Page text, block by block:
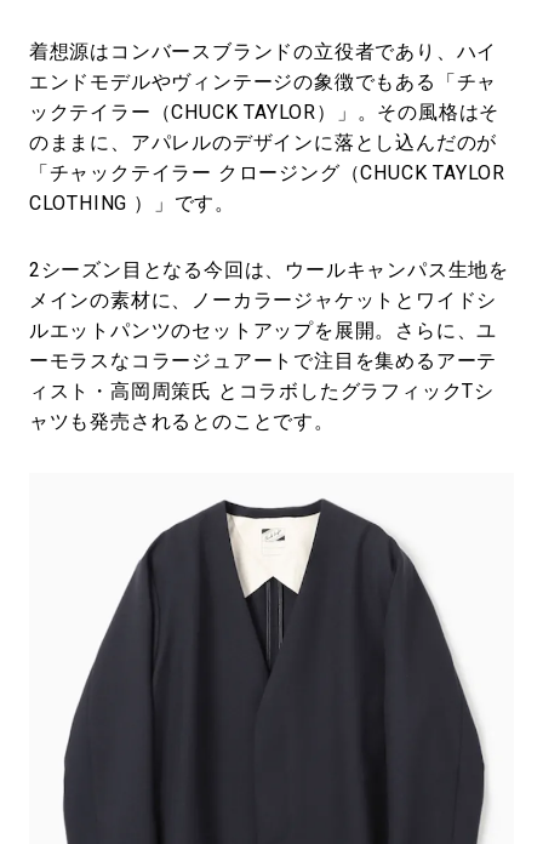
着想源はコンバースブランドの立役者であり、ハイ
エンドモデルやヴィンテージの象徴でもある「チャ
ックテイラー（CHUCK TAYLOR）」。その風格はそ
のままに、アパレルのデザインに落とし込んだのが
「チャックテイラー クロージング（CHUCK TAYLOR
CLOTHING ）」です。
2シーズン目となる今回は、ウールキャンパス生地を
メインの素材に、ノーカラージャケットとワイドシ
ルエットパンツのセットアップを展開。さらに、ユ
ーモラスなコラージュアートで注目を集めるアーテ
ィスト・高岡周策氏 とコラボしたグラフィックTシ
ャツも発売されるとのことです。